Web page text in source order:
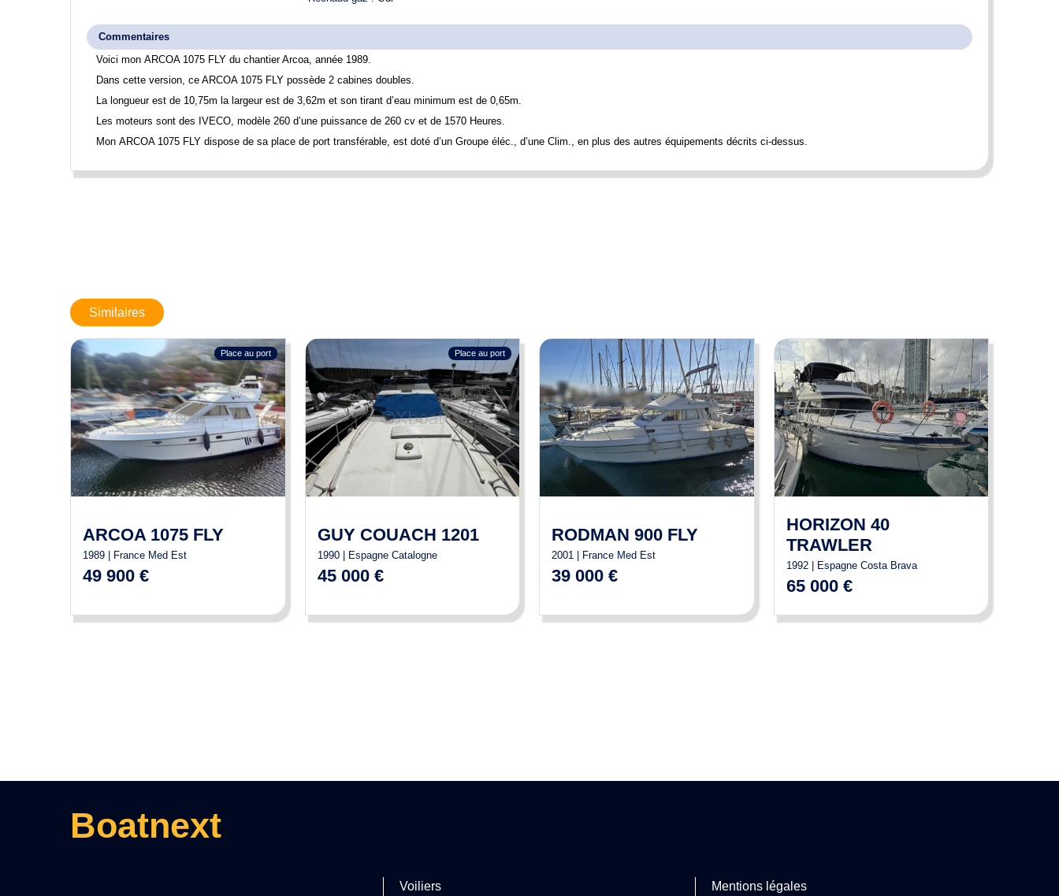
Commentaires
Voici mon ARCOA 1075 FLY du chantier Arcoa, année 1989.
Dans cette version, ce ARCOA 1075 FLY possède 2 cabines doubles.
La longueur est de 10,75m la largeur est de 3,62m et son tirant d’eau minimum est de 0,65m.
Les moteurs sont des IVECO, modèle 260 d’une puissance de 260 cv et de 1570 Heures.
Mon ARCOA 1075 FLY dispose de sa place de port transférable, est doté d’un Groupe éléc., d’une Clim., en plus des autres équipements décrits ci-dessus.
Similaires
Place au port
ARCOA 1075 FLY
1989 | France Med Est
49 900 €
Place au port
GUY COUACH 1201
1990 | Espagne Catalogne
45 000 €
RODMAN 900 FLY
2001 | France Med Est
39 000 €
HORIZON 40
TRAWLER
1992 | Espagne Costa Brava
65 000 €
Boatnext
Voiliers Mentions légales